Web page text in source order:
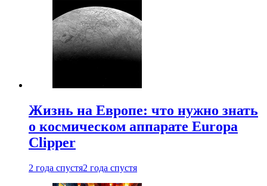
Жизнь на Европе: что нужно знать
о космическом аппарате Europa
Clipper
2 года спустя2 года спустя